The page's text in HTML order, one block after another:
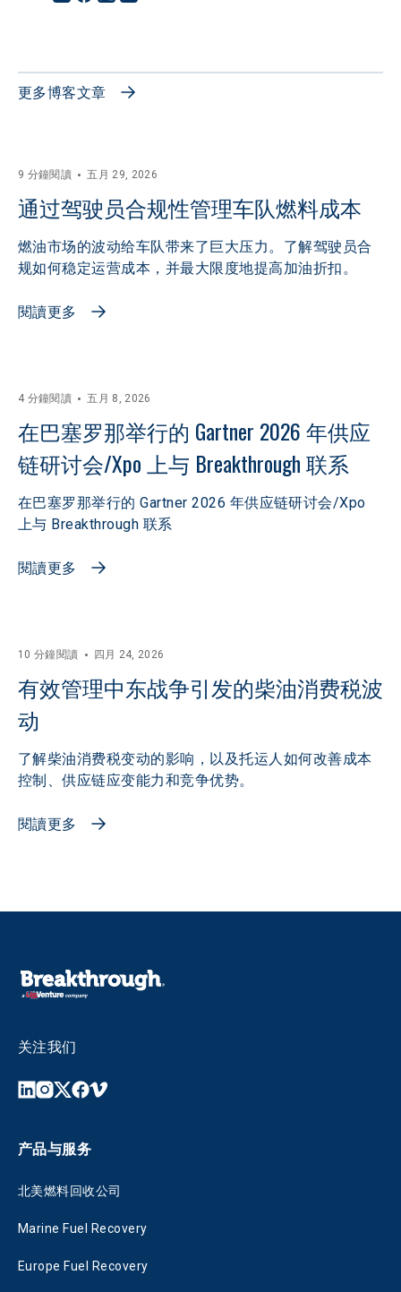
更多博客文章
9 分鐘閱讀 五月 29, 2026
通过驾驶员合规性管理车队燃料成本
燃油市场的波动给车队带来了巨大压力。了解驾驶员合
规如何稳定运营成本，并最大限度地提高加油折扣。
閱讀更多
4 分鐘閱讀 五月 8, 2026
在巴塞罗那举行的 Gartner 2026 年供应
链研讨会/Xpo 上与 Breakthrough 联系
在巴塞罗那举行的 Gartner 2026 年供应链研讨会/Xpo
上与 Breakthrough 联系
閱讀更多
10 分鐘閱讀 四月 24, 2026
有效管理中东战争引发的柴油消费税波
动
了解柴油消费税变动的影响，以及托运人如何改善成本
控制、供应链应变能力和竞争优势。
閱讀更多
关注我们
产品与服务
北美燃料回收公司
Marine Fuel Recovery
Europe Fuel Recovery